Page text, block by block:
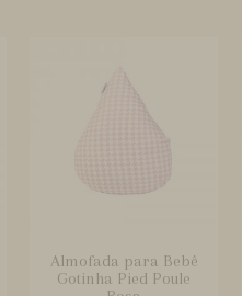
Almofada para Bebê
Gotinha Pied Poule